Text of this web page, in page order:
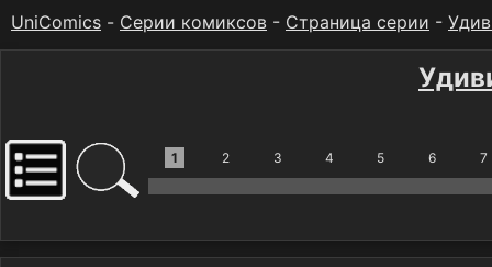
UniComics - Серии комиксов - Страница серии -
1 2 3 4 5 6 7